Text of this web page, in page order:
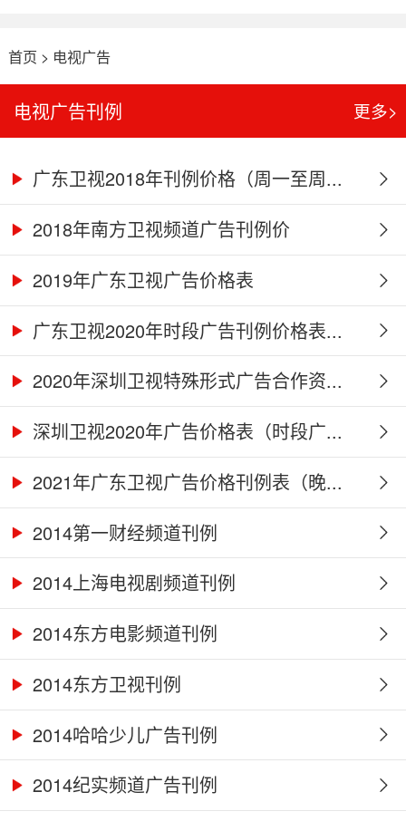
首页 > 电视广告
电视广告刊例 更多>
广东卫视2018年刊例价格（周一至周...
2018年南方卫视频道广告刊例价
2019年广东卫视广告价格表
广东卫视2020年时段广告刊例价格表...
2020年深圳卫视特殊形式广告合作资...
深圳卫视2020年广告价格表（时段广...
2021年广东卫视广告价格刊例表（晚...
2014第一财经频道刊例
2014上海电视剧频道刊例
2014东方电影频道刊例
2014东方卫视刊例
2014哈哈少儿广告刊例
2014纪实频道广告刊例